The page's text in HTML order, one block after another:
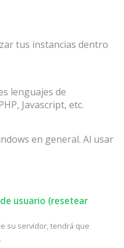
tus instancias dentro
lenguajes de
Javascript, etc.
en general. Al usar
usuario (resetear
su servidor, tendrá que